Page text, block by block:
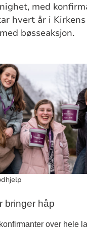
med
hvert år i
bøsseaksjon.
bringer håp
over hele